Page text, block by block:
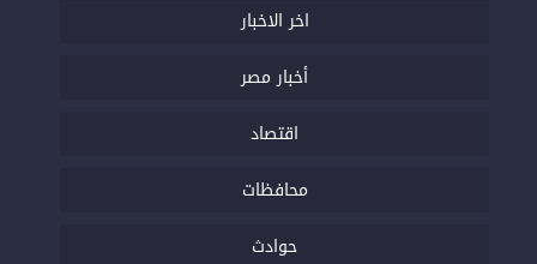
اخر الاخبار
أخبار مصر
اقتصاد
محافظات
حوادث